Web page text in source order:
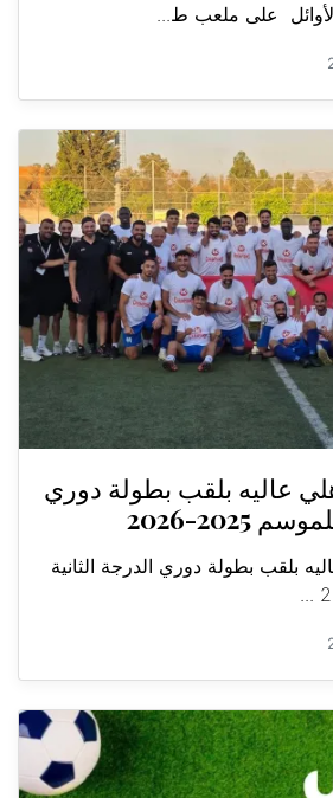
لأوائل على ملعب ط...
عاليه بلقب بطولة دوري
2026
بلقب بطولة دوري الدرجة الثانية